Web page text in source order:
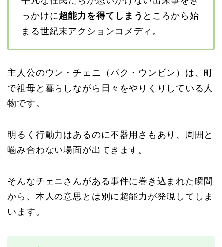
っかけに 超能力を得てしまう ところから始
まる世紀末アクションコメディ。
主人公のウン・チェニ（パク・ウンビン）は、町
で祖母と暮らしながら日々をやりくりしている人
物です。
明るく行動力はあるのに不器用さもあり、周囲と
噛み合わない場面が出てきます。
そんなチェニさんがある事件に巻き込まれた瞬間
から、本人の意思とは別に超能力が発現してしま
います。